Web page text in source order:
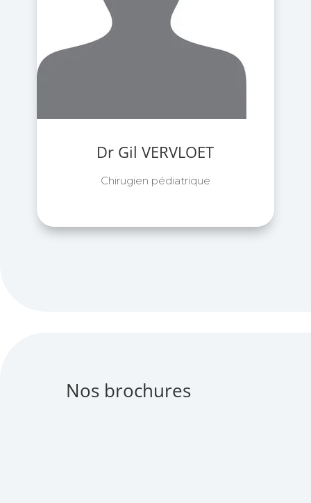
Dr Gil VERVLOET
Chirugien pédiatrique
Nos brochures